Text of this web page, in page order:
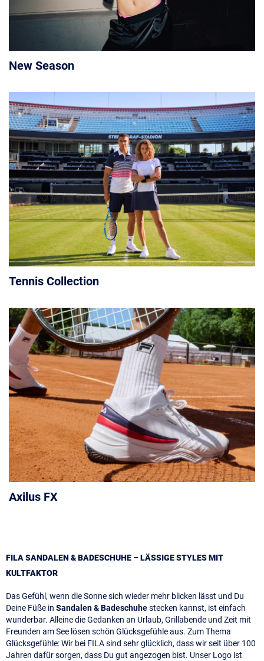
New Season
Tennis Collection
Axilus FX
FILA SANDALEN & BADESCHUHE – LÄSSIGE STYLES MIT
KULTFAKTOR
Das Gefühl, wenn die Sonne sich wieder mehr blicken lässt und Du
Deine Füße in Sandalen & Badeschuhestecken kannst, ist einfach
wunderbar. Alleine die Gedanken an Urlaub, Grillabende und Zeit mit
Freunden am See lösen schön Glücksgefühle aus. Zum Thema
Glücksgefühle: Wir bei FILA sind sehr glücklich, dass wir seit über 100
Jahren dafür sorgen, dass Du gut angezogen bist. Unser Logo ist